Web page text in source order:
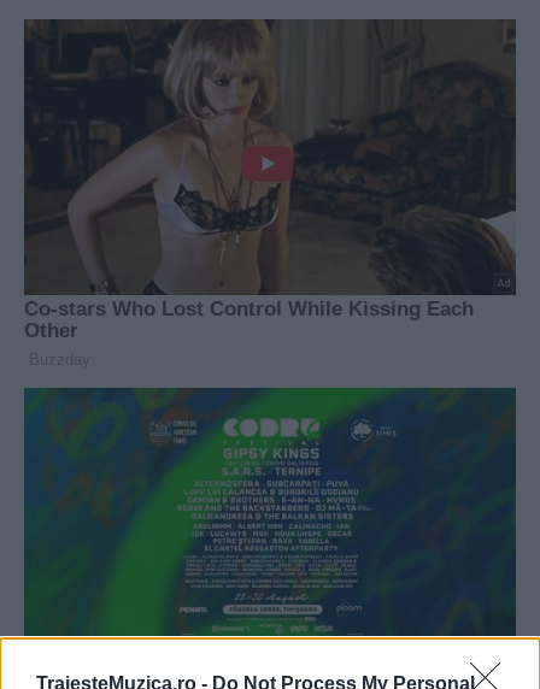
TraiesteMuzica.ro - Do Not Process My Personal